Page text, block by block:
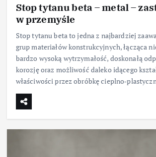
Stop tytanu beta – metal –
w przemyśle
Stop tytanu beta to jedna z najbardziej
grup materiałów konstrukcyjnych, łącząca
bardzo wysoką wytrzymałość, doskonałą
korozję oraz możliwość daleko idącego
właściwości przez obróbkę